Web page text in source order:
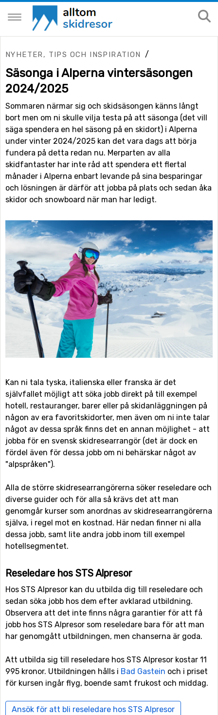
NYHETER, TIPS OCH INSPIRATION /
Säsonga i Alperna vintersäsongen
2024/2025
Sommaren närmar sig och skidsäsongen känns långt
bort men om ni skulle vilja testa på att säsonga (det vill
säga spendera en hel säsong på en skidort) i Alperna
under vinter 2024/2025 kan det vara dags att börja
fundera på detta redan nu. Merparten av alla
skidfantaster har inte råd att spendera ett flertal
månader i Alperna enbart levande på sina besparingar
och lösningen är därför att jobba på plats och sedan åka
skidor och snowboard när man har ledigt.
Kan ni tala tyska, italienska eller franska är det
självfallet möjligt att söka jobb direkt på till exempel
hotell, restauranger, barer eller på skidanläggningen på
någon av era favoritskidorter, men även om ni inte talar
något av dessa språk finns det en annan möjlighet - att
jobba för en svensk skidresearrangör (det är dock en
fördel även för dessa jobb om ni behärskar något av
"alpspråken").
Alla de större skidresearrangörerna söker reseledare och
diverse guider och för alla så krävs det att man
genomgår kurser som anordnas av skidresearrangörerna
själva, i regel mot en kostnad. Här nedan finner ni alla
dessa jobb, samt lite andra jobb inom till exempel
hotellsegmentet.
Reseledare hos STS Alpresor
Hos STS Alpresor kan du utbilda dig till reseledare och
sedan söka jobb hos dem efter avklarad utbildning.
Observera att det inte finns några garantier för att få
jobb hos STS Alpresor som reseledare bara för att man
har genomgått utbildningen, men chanserna är goda.
Att utbilda sig till reseledare hos STS Alpresor kostar 11
995 kronor. Utbildningen hålls i Bad Gastein och i priset
för kursen ingår flyg, boende samt frukost och middag.
Ansök för att bli reseledare hos STS Alpresor